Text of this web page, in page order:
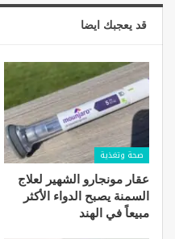
قد يعجبك ايضا
صحة وتغذية
عقار مونجارو الشهير لعلاج
السمنة يصبح الدواء الأكثر
مبيعاً في الهند